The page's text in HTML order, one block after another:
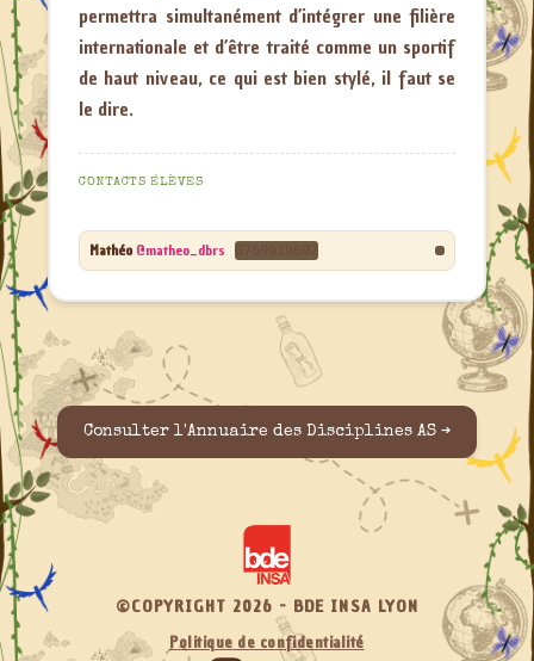
permettra simultanément d’intégrer une filière
internationale et d’être traité comme un sportif
de haut niveau, ce qui est bien stylé, il faut se
le dire.
CONTACTS ÉLÈVES
Mathéo @matheo_dbrs
Consulter l'Annuaire des Disciplines AS ➔
©COPYRIGHT 2026 - BDE INSA LYON
Politique de confidentialité